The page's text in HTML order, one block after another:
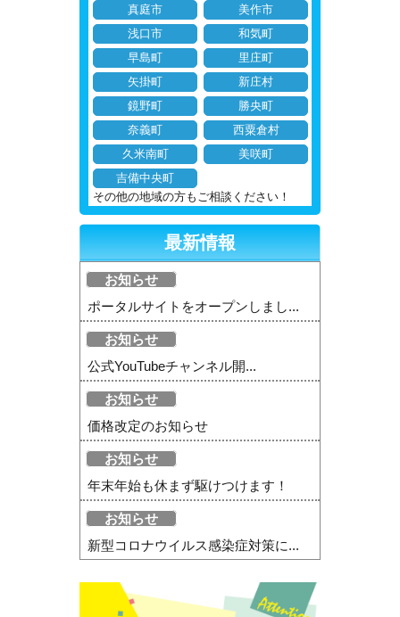
真庭市
美作市
浅口市
和気町
早島町
里庄町
矢掛町
新庄村
鏡野町
勝央町
奈義町
西粟倉村
久米南町
美咲町
吉備中央町
その他の地域の方もご相談ください！
最新情報
お知らせ
ポータルサイトをオープンしまし...
お知らせ
公式YouTubeチャンネル開...
お知らせ
価格改定のお知らせ
お知らせ
年末年始も休まず駆けつけます！
お知らせ
新型コロナウイルス感染症対策に...